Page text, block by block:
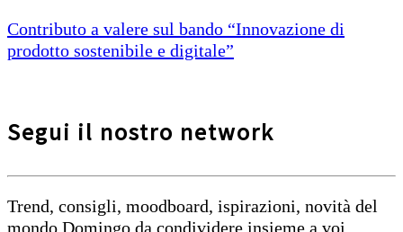
Contributo a valere sul bando “Innovazione di
prodotto sostenibile e digitale”
Segui il nostro network
Trend, consigli, moodboard, ispirazioni, novità del
mondo Domingo da condividere insieme a voi